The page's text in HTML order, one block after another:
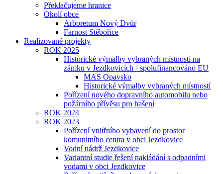
Překlačujeme hranice
Okolí obce
Arboretum Nový Dvůr
Farnost Stěbořice
Realizované projekty
ROK 2025
Historické výmalby vybraných místností na
zámku v Jezdkovicích - spolufinancováno EU
MAS Opavsko
Historické výmalby vybraných místností
Pořízení nového dopravního automobilu nebo
požárního přívěsu pro hašení
ROK 2024
ROK 2023
Pořízení vnitřního vybavení do prostor
komunitního centra v obci Jezdkovice
Vodní nádrž Jezdkovice
Variantní studie řešení nakládání s odpadními
vodami v obci Jezdkovice